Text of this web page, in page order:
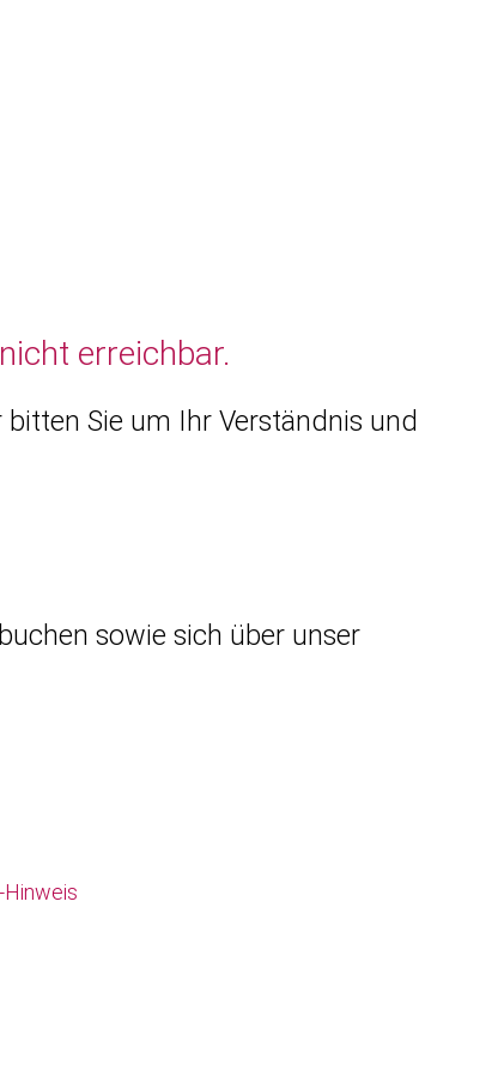
erreichbar.
Sie um Ihr Verständnis und
buchen sowie sich über unser